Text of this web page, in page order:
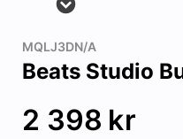
MQLJ3DN/A
Beats Studio
2 398 kr